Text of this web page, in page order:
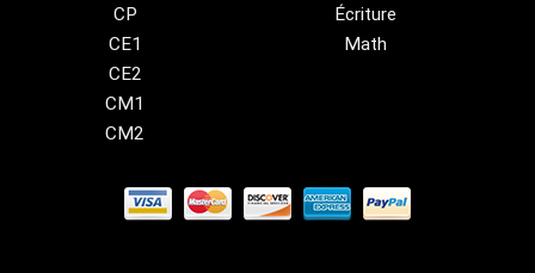
CP
CE1
CE2
CM1
CM2
Écriture
Math